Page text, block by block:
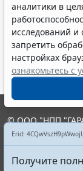
аналитики в
исследований
запретить
настройках
ознакомьтесь с
Erid:
Получите
© ООО "НПП
выпускается с
являются
информации